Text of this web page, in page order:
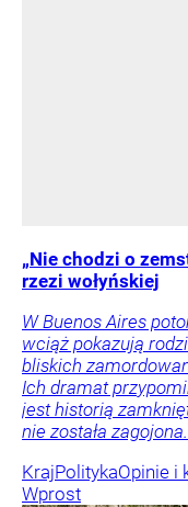
„Nie chodzi o
rzezi wołyńskiej
W Buenos Aires
wciąż pokazują
bliskich
Ich dramat
jest historią
nie została zagojona.
KrajPolitykaOpinie i
Wprost